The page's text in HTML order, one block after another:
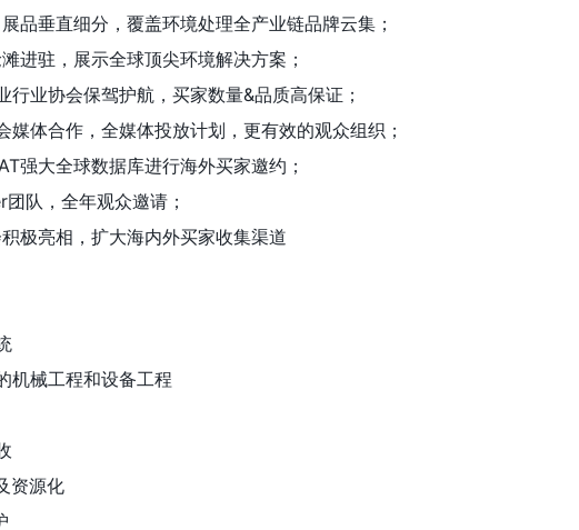
品垂直细分，覆盖环境处理全产业链品牌云集；
进驻，展示全球顶尖环境解决方案；
业协会保驾护航，买家数量&品质高保证；
体合作，全媒体投放计划，更有效的观众组织；
强大全球数据库进行海外买家邀约；
队，全年观众邀请；
极亮相，扩大海内外买家收集渠道
机械工程和设备工程
资源化